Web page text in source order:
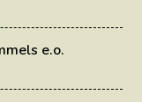
e.o.